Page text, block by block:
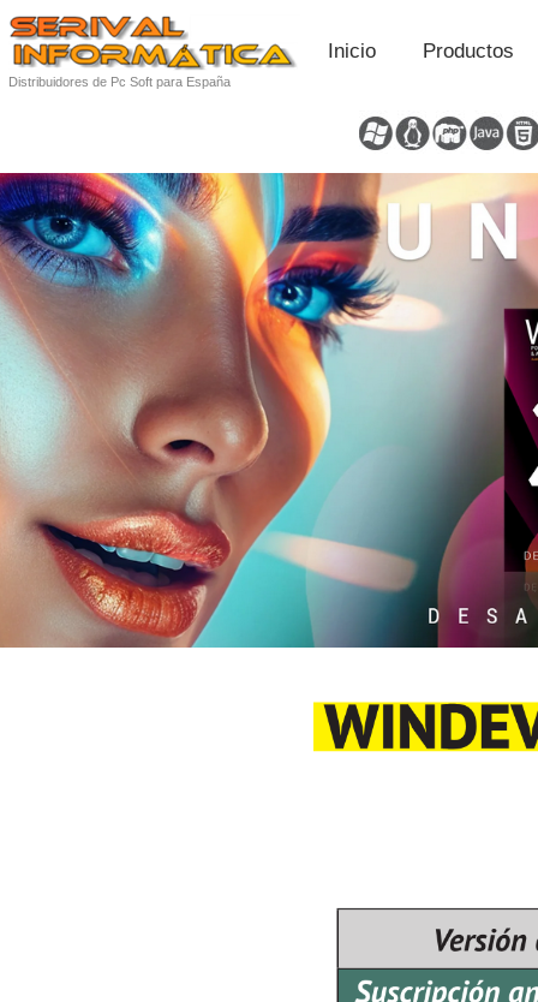
Distribuidores de Pc Soft para España
Inicio Productos